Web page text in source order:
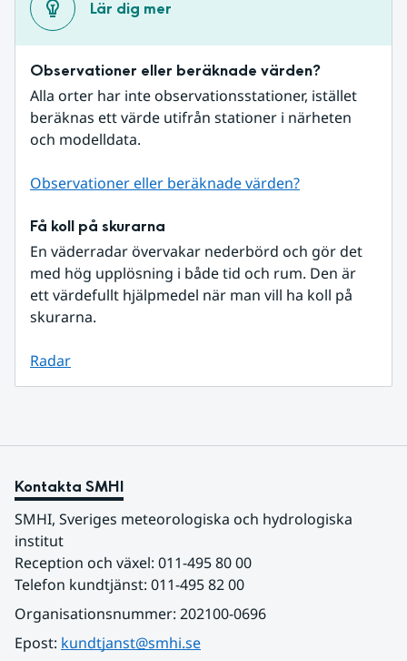
Lär dig mer
Observationer eller beräknade värden?
Alla orter har inte observationsstationer, istället
beräknas ett värde utifrån stationer i närheten
och modelldata.
Observationer eller beräknade värden?
Få koll på skurarna
En väderradar övervakar nederbörd och gör det
med hög upplösning i både tid och rum. Den är
ett värdefullt hjälpmedel när man vill ha koll på
skurarna.
Radar
Kontakta SMHI
SMHI, Sveriges meteorologiska och hydrologiska
institut
Reception och växel: 011-495 80 00
Telefon kundtjänst: 011-495 82 00
Organisationsnummer: 202100-0696
Epost: kundtjanst@smhi.se